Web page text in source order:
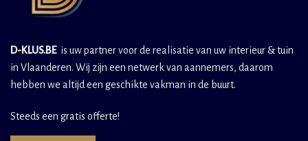
D-KLUS.BEis uw partner voor de realisatie van uw interieur & tuin
in Vlaanderen. Wij zijn een netwerk van aannemers, daarom
hebben we altijd een geschikte vakman in de buurt.
Steeds een gratis offerte!